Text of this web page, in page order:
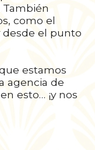
También
como el
el punto
estamos
agencia de
esto… ¡y nos